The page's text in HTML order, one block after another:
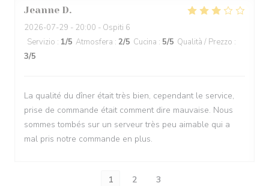
Jeanne D
2026-07-29 - 20:00 - Ospiti 6
Servizio : 1/5 Atmosfera : 2/5 Cucina : 5/5 Qualità / Prezzo :
3/5
La qualité du dîner était très bien, cependant le service,
prise de commande était comment dire mauvaise. Nous
sommes tombés sur un serveur très peu aimable qui a
mal pris notre commande en plus.
1 2 3